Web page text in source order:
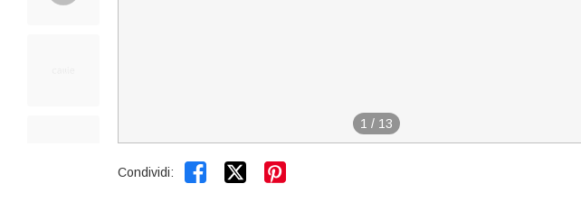
1 / 13
Condividi:  